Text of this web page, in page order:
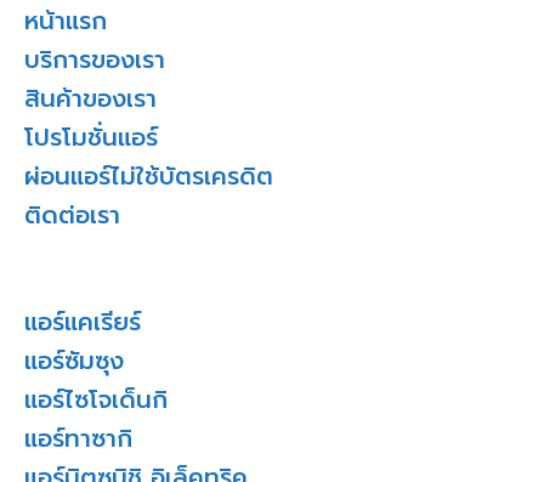
หน้าแรก
บริการของเรา
สินค้าของเรา
โปรโมชั่นแอร์
ผ่อนแอร์ไม่ใช้บัตรเครดิต
ติดต่อเรา
แอร์แคเรียร์
แอร์ซัมซุง
แอร์ไซโจเด็นกิ
แอร์ทาซากิ